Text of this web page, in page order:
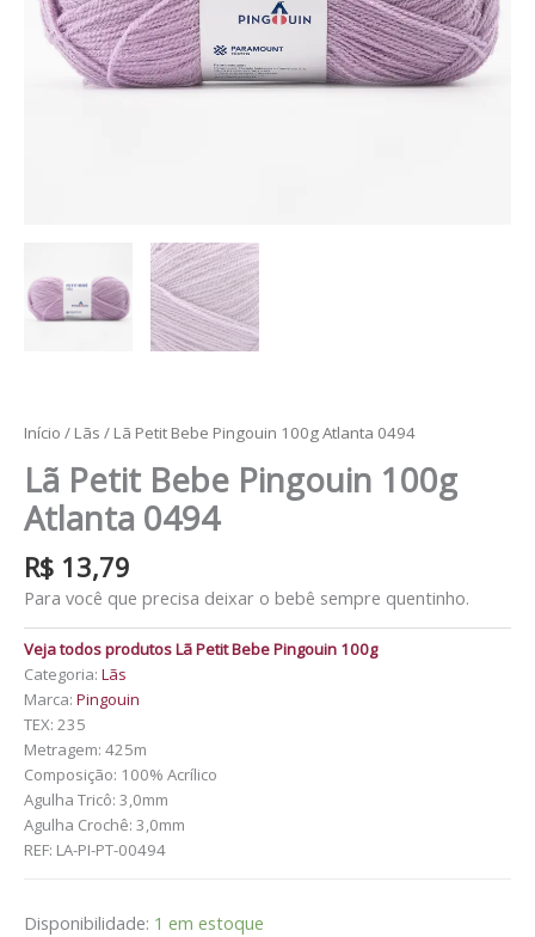
Início / Lãs / Lã Petit Bebe Pingouin 100g Atlanta 0494
Lã Petit Bebe Pingouin 100g
Atlanta 0494
R$ 13,79
Para você que precisa deixar o bebê sempre quentinho.
Veja todos produtos Lã Petit Bebe Pingouin 100g
Categoria: Lãs
Marca: Pingouin
TEX: 235
Metragem: 425m
Composição: 100% Acrílico
Agulha Tricô: 3,0mm
Agulha Crochê: 3,0mm
REF: LA-PI-PT-00494
Disponibilidade: 1 em estoque